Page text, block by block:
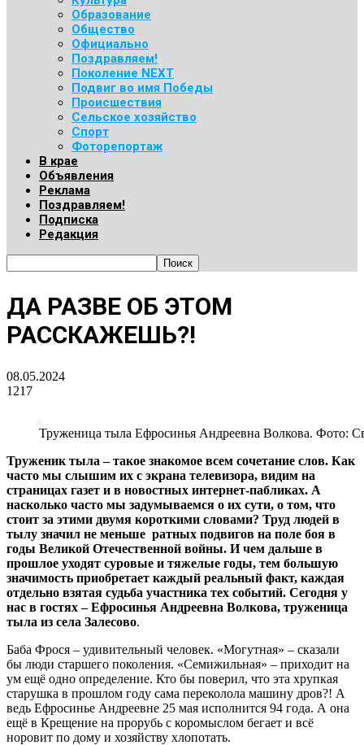
Образование
Общество
Официально
Поздравляем!
Поколение NEXT
Подвиг во имя Победы
Происшествия
Сельское хозяйство
Спорт
Фоторепортаж
В крае
Объявления
Реклама
Поздравляем!
Подписка
Редакция
ДА РАЗВЕ ОБ ЭТОМ
РАССКАЖЕШЬ?!
08.05.2024
1217
Труженица тыла Ефросинья Андреевна Волкова. Фото:
Труженик тыла – такое знакомое всем сочетание слов. Как
часто мы слышим их с экрана телевизора, видим на
страницах газет и в новостных интернет-пабликах. А
насколько часто мы задумываемся о их сути, о том, что
стоит за этими двумя короткими словами? Труд людей в
тылу значил не меньше ратных подвигов на поле боя в
годы Великой Отечественной войны. И чем дальше в
прошлое уходят суровые и тяжелые годы, тем большую
значимость приобретает каждый реальный факт, каждая
отдельно взятая судьба участника тех событий. Сегодня у
нас в гостях – Ефросинья Андреевна Волкова, труженица
тыла из села Залесово.
Баба Фрося – удивительный человек. «Могутная» – сказали
бы люди старшего поколения. «Семижильная» – приходит на
ум ещё одно определение. Кто бы поверил, что эта хрупкая
старушка в прошлом году сама переколола машину дров?! А
ведь Ефросинье Андреевне 25 мая исполнится 94 года. А она
ещё в Крещение на прорубь с коромыслом бегает и всё
норовит по дому и хозяйству хлопотать.